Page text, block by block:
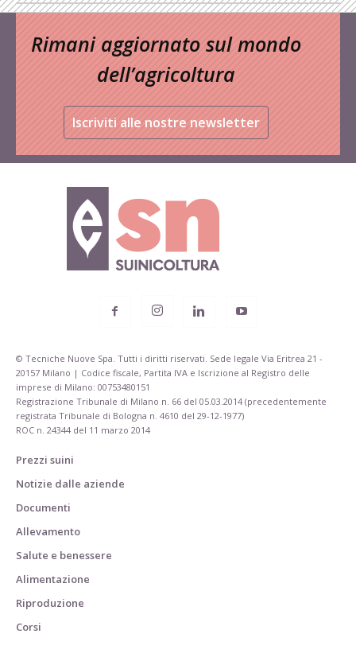
Rimani aggiornato sul mondo
dell’agricoltura
Iscriviti alle nostre newsletter
© Tecniche Nuove Spa. Tutti i diritti riservati. Sede legale Via Eritrea 21 -
20157 Milano | Codice fiscale, Partita IVA e Iscrizione al Registro delle
imprese di Milano: 00753480151
Registrazione Tribunale di Milano n. 66 del 05.03.2014 (precedentemente
registrata Tribunale di Bologna n. 4610 del 29-12-1977)
ROC n. 24344 del 11 marzo 2014
Prezzi suini
Notizie dalle aziende
Documenti
Allevamento
Salute e benessere
Alimentazione
Riproduzione
Corsi